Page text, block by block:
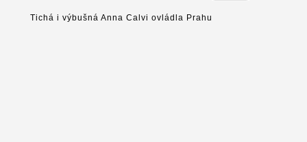
Tichá i výbušná Anna Calvi ovládla Prahu